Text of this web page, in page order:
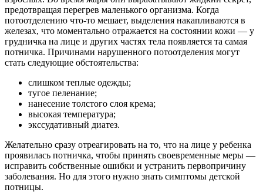
предотвращая перегрев маленького организма. Когда
потоотделению что-то мешает, выделения накапливаются в
железах, что моментально отражается на состоянии кожи — у
грудничка на лице и других частях тела появляется та самая
потничка. Причинами нарушенного потоотделения могут
стать следующие обстоятельства:
слишком теплые одежды;
тугое пеленание;
нанесение толстого слоя крема;
высокая температура;
экссудативный диатез.
Желательно сразу отреагировать на то, что на лице у ребенка
проявилась потничка, чтобы принять своевременные меры —
исправить собственные ошибки и устранить первопричину
заболевания. Но для этого нужно знать симптомы детской
потницы.